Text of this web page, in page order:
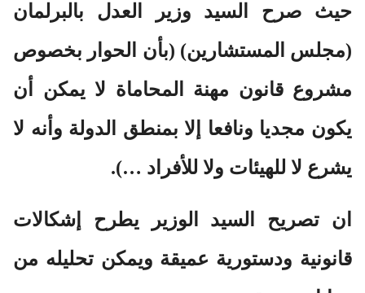
حيث صرح السيد وزير العدل بالبرلمان
(مجلس المستشارين) (بأن الحوار بخصوص
مشروع قانون مهنة المحاماة لا يمكن أن
يكون مجديا ونافعا إلا بمنطق الدولة وأنه لا
يشرع لا للهيئات ولا للأفراد …).
ان تصريح السيد الوزير يطرح إشكالات
قانونية ودستورية عميقة ويمكن تحليله من